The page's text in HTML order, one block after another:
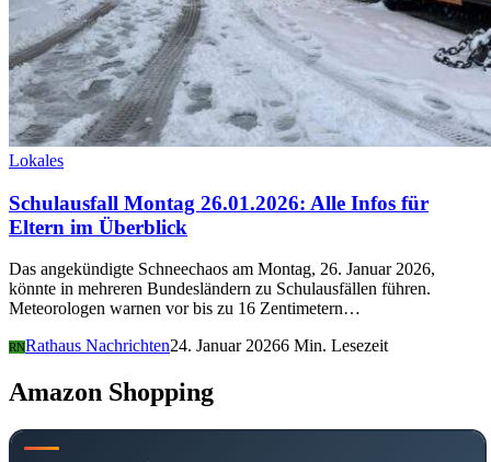
Lokales
Schulausfall Montag 26.01.2026: Alle Infos für
Eltern im Überblick
Das angekündigte Schneechaos am Montag, 26. Januar 2026,
könnte in mehreren Bundesländern zu Schulausfällen führen.
Meteorologen warnen vor bis zu 16 Zentimetern…
RNRathaus Nachrichten24. Januar 20266 Min. Lesezeit
Amazon Shopping